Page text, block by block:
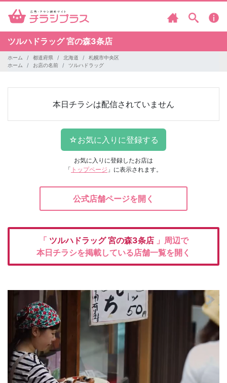
ツルハドラッグ宮の森3条店
ホーム 都道府県 北海道
札幌市中央区
ホーム
お店の名前 ツルハドラッグ
本日チラシは配信されていません
お気に入りに登録したお店は
「 トップページ 」に表示されます。
公式店舗ページを開く
「 ツルハドラッグ宮の森3条店 」周辺で
本日チラシを掲載している店舗一覧を開く